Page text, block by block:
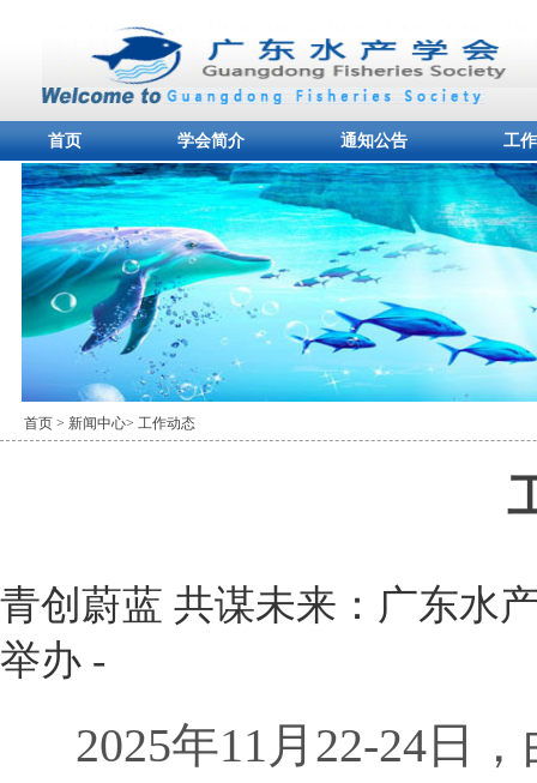
首页 学会简介 通知公告 工
首页 > 新闻中心> 工作动态
青创蔚蓝 共谋未来：广东水
举办 -
2025年11月 22-24 日